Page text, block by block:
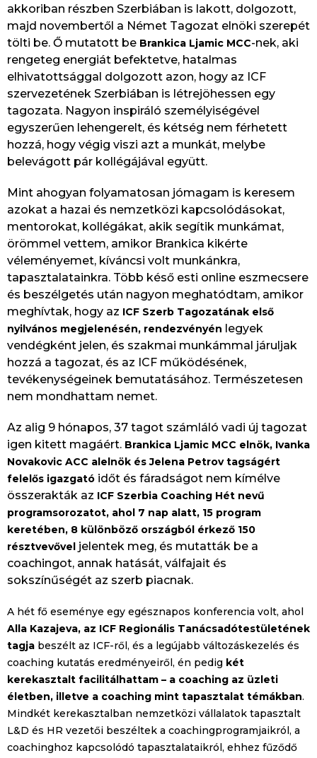
akkoriban részben Szerbiában is lakott, dolgozott,
majd novembertől a Német Tagozat elnöki szerepét
tölti be. Ő mutatott be Brankica Ljamic MCC-nek, aki
rengeteg energiát befektetve, hatalmas
elhivatottsággal dolgozott azon, hogy az ICF
szervezetének Szerbiában is létrejöhessen egy
tagozata. Nagyon inspiráló személyiségével
egyszerűen lehengerelt, és kétség nem férhetett
hozzá, hogy végig viszi azt a munkát, melybe
belevágott pár kollégájával együtt.
Mint ahogyan folyamatosan jómagam is keresem
azokat a hazai és nemzetközi kapcsolódásokat,
mentorokat, kollégákat, akik segítik munkámat,
örömmel vettem, amikor Brankica kikérte
véleményemet, kíváncsi volt munkánkra,
tapasztalatainkra. Több késő esti online eszmecsere
és beszélgetés után nagyon meghatódtam, amikor
meghívtak, hogy az ICF Szerb Tagozatának első
nyilvános megjelenésén, rendezvényén legyek
vendégként jelen, és szakmai munkámmal járuljak
hozzá a tagozat, és az ICF működésének,
tevékenységeinek bemutatásához. Természetesen
nem mondhattam nemet.
Az alig 9 hónapos, 37 tagot számláló vadi új tagozat
igen kitett magáért. Brankica Ljamic MCC elnök, Ivanka
Novakovic ACC alelnök és Jelena Petrov tagságért
felelős igazgató időt és fáradságot nem kímélve
összerakták az ICF Szerbia Coaching Hét nevű
programsorozatot, ahol 7 nap alatt, 15 program
keretében, 8 különböző országból érkező 150
résztvevővel jelentek meg, és mutatták be a
coachingot, annak hatását, válfajait és
sokszínűségét az szerb piacnak.
A hét fő eseménye egy egésznapos konferencia volt, ahol
Alla Kazajeva, az ICF Regionális Tanácsadótestületének
tagja beszélt az ICF-ről, és a legújabb változáskezelés és
coaching kutatás eredményeiről, én pedig két
kerekasztalt facilitálhattam – a coaching az üzleti
életben, illetve a coaching mint tapasztalat témákban.
Mindkét kerekasztalban nemzetközi vállalatok tapasztalt
L&D és HR vezetői beszéltek a coachingprogramjaikról, a
coachinghoz kapcsolódó tapasztalataikról, ehhez fűződő